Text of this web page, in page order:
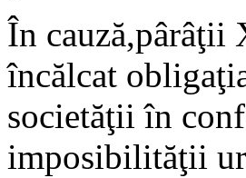
În cauză,pârâţii
încălcat
societăţii în
imposibilităţii